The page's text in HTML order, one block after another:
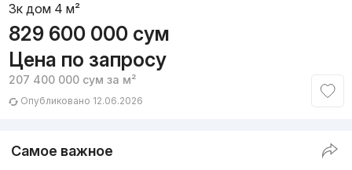
3к дом 4 м²
829 600 000 сум
Цена по запросу
207 400 000 сум за м²
Опубликовано 12.06.2026
Самое важное